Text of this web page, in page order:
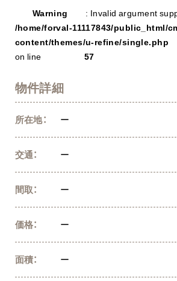
Warning
: Invalid argument
/home/forval-11117843/public_html/
content/themes/u-refine/single.php
on line
57
物件詳細
所在地： ー
交通： ー
間取： ー
価格： ー
面積： ー